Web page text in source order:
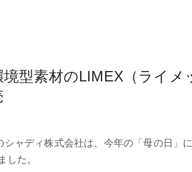
型素材のLIMEX（ライ
ャディ株式会社は、今年の「母の日」
した。